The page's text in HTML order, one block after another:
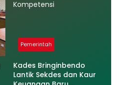
Pemerintah
Kades Bringinbendo
Lantik Sekdes dan Kaur